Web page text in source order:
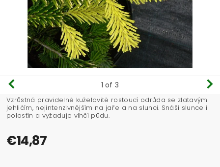
1 of 3
Vzrůstná pravidelně kuželovitě rostoucí odrůda se zlatavým
jehličím, nejintenzivnějším na jaře a na slunci. Snáší slunce i
polostín a vyžaduje vlhčí půdu.
€14,87